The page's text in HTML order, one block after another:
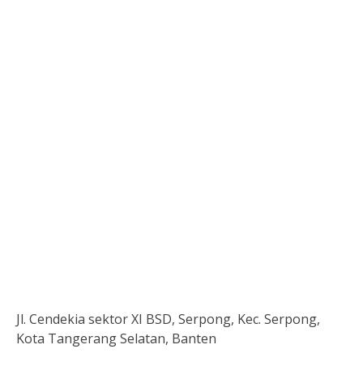
Jl. Cendekia sektor XI BSD, Serpong, Kec. Serpong,
Kota Tangerang Selatan, Banten